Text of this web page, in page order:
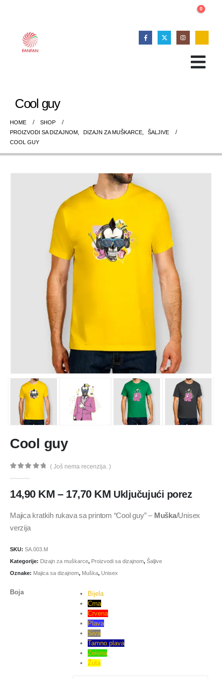
0
Cool guy
HOME
SHOP
PROIZVODI SA DIZAJNOM
DIZAJN ZA MUŠKARCE
ŠALJIVE
COOL GUY
Cool guy
( Još nema recenzija. )
14,90 KM – 17,70 KM Uključujući porez
Majica kratkih rukava sa printom “Cool guy” – Muška/Unisex
verzija
SKU: SA.003.M
Kategorije: Dizajn za muškarce, Proizvodi sa dizajnom, Šaljive
Oznake: Majica sa dizajnom, Muška, Unisex
Boja
Bijela
Crna
Crvena
Plava
Siva
Tamno plava
Zelena
Žuta